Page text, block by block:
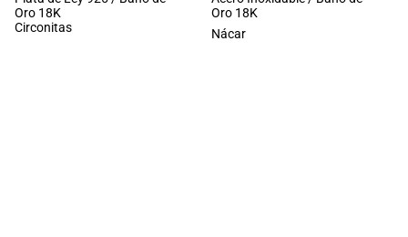
Oro 18K
Circonitas
Oro 18K
Nácar